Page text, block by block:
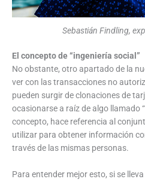
Sebastián Findling,
El concepto de “ingeniería social”
No obstante, otro apartado de la
ver con las transacciones no
pueden surgir de clonaciones de
ocasionarse a raíz de algo llamado
concepto, hace referencia al
utilizar para obtener información
través de las mismas personas.
Para entender mejor esto, si se